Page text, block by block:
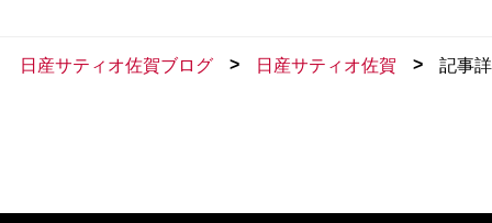
日産サティオ佐賀ブログ > 日産サティオ佐賀 > 記事